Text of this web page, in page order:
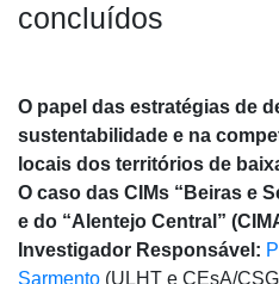
concluídos
O papel das estratégias de
sustentabilidade e na
locais dos territórios de
O caso das CIMs “Beiras e
e do “Alentejo Central”
Investigador Responsável:
Sarmento (ULHT e CEsA/